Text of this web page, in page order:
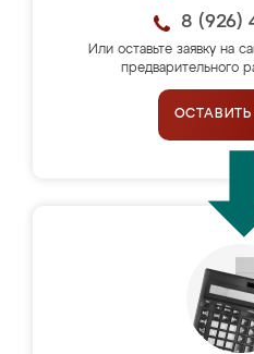
8 (926)
Или оставьте заявку на
предварительного
ОСТАВИТЬ